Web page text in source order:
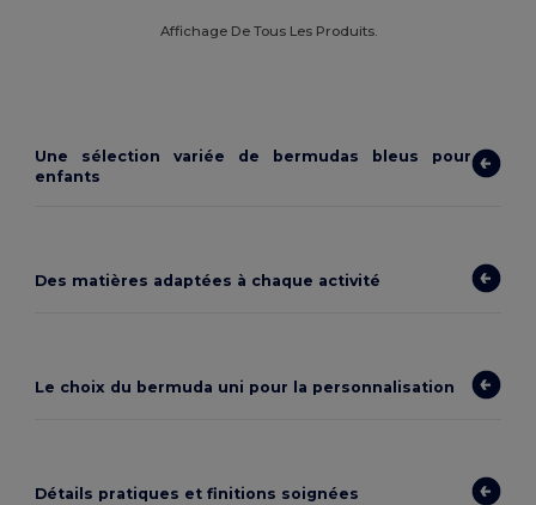
Affichage De Tous Les Produits.
Une sélection variée de bermudas bleus pour
enfants
Des matières adaptées à chaque activité
Le choix du bermuda uni pour la personnalisation
Détails pratiques et finitions soignées